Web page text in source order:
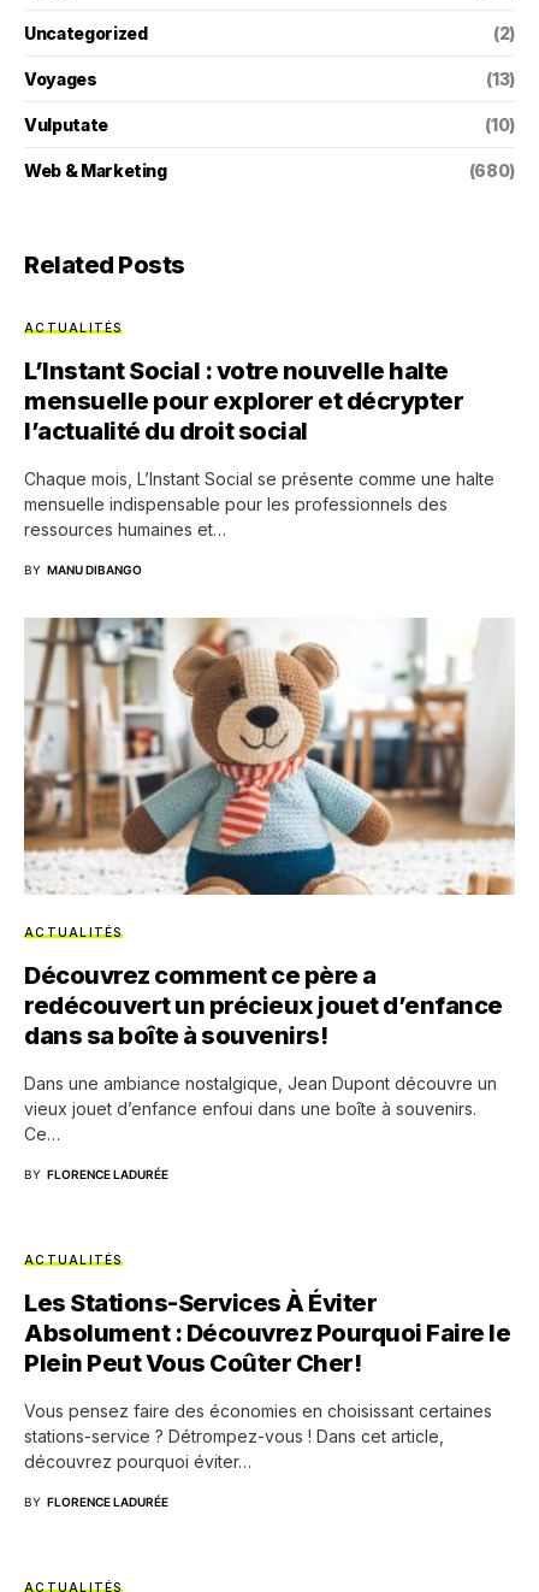
Uncategorized (2)
Voyages (13)
Vulputate (10)
Web & Marketing (680)
Related Posts
ACTUALITÉS
L’Instant Social : votre nouvelle halte
mensuelle pour explorer et décrypter
l’actualité du droit social
Chaque mois, L’Instant Social se présente comme une halte
mensuelle indispensable pour les professionnels des
ressources humaines et…
BY MANU DIBANGO
ACTUALITÉS
Découvrez comment ce père a
redécouvert un précieux jouet d’enfance
dans sa boîte à souvenirs!
Dans une ambiance nostalgique, Jean Dupont découvre un
vieux jouet d’enfance enfoui dans une boîte à souvenirs.
Ce…
BY FLORENCE LADURÉE
ACTUALITÉS
Les Stations-Services À Éviter
Absolument : Découvrez Pourquoi Faire le
Plein Peut Vous Coûter Cher!
Vous pensez faire des économies en choisissant certaines
stations-service ? Détrompez-vous ! Dans cet article,
découvrez pourquoi éviter…
BY FLORENCE LADURÉE
ACTUALITÉS